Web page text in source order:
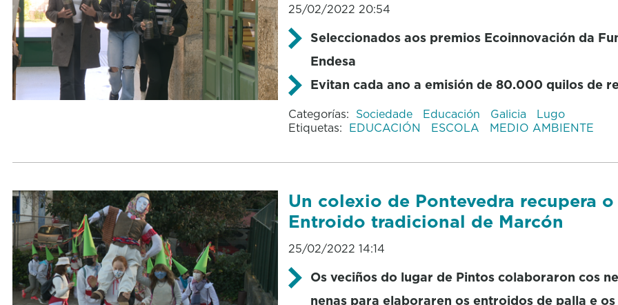
25/02/2022 20:54
Seleccionados aos premios Ecoinnovación da
Endesa
Evitan cada ano a emisión de 80.000 quilos de
Categorías: Sociedade Educación Galicia
Lugo
Etiquetas: EDUCACIÓN ESCOLA MEDIO AMBIENTE
Un colexio de Pontevedra recupera o
Entroido tradicional de Marcón
25/02/2022 14:14
Os veciños do lugar de Pintos colaboraron cos
nenas para elaboraren os entroidos de palla e